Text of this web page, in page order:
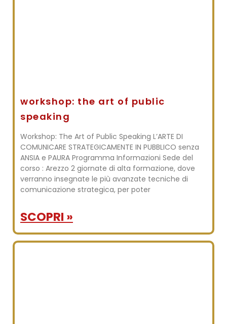
workshop: the art of public
speaking
Workshop: The Art of Public Speaking L’ARTE DI
COMUNICARE STRATEGICAMENTE IN PUBBLICO senza
ANSIA e PAURA Programma Informazioni Sede del
corso : Arezzo 2 giornate di alta formazione, dove
verranno insegnate le più avanzate tecniche di
comunicazione strategica, per poter
SCOPRI »